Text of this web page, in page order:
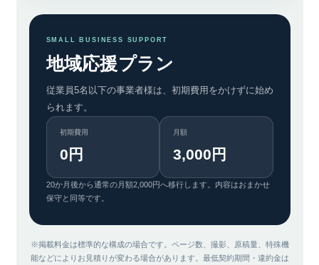
SMALL BUSINESS SUPPORT
地域応援プラン
従業員5名以下の事業者様は、初期費用をかけずに始め
られます。
初期費用
0円
月額
3,000円
20か月後から通常の月額2,000円へ移行します。内容はおまかせ
保守と同等です。
※掲載料金は標準的な構成の場合です。ページ数、撮影、原稿量、特殊機
能などによりお見積りが変わる場合があります。最低契約期間・違約金は